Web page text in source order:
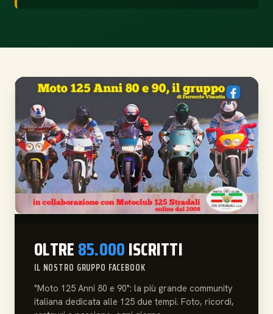
OLTRE85.000ISCRITTI
IL NOSTRO GRUPPO FACEBOOK
"Moto 125 Anni 80 e 90": la più grande community
italiana dedicata alle 125 due tempi. Foto, ricordi,